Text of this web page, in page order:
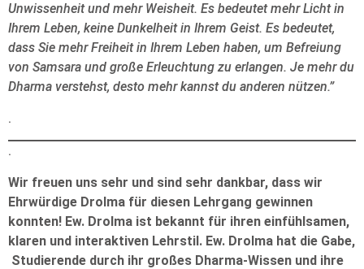
Unwissenheit und mehr Weisheit. Es bedeutet mehr Licht in
Ihrem Leben, keine Dunkelheit in Ihrem Geist. Es bedeutet,
dass Sie mehr Freiheit in Ihrem Leben haben, um Befreiung
von Samsara und große Erleuchtung zu erlangen. Je mehr du
Dharma verstehst, desto mehr kannst du anderen nützen.”
.
.
Wir freuen uns sehr und sind sehr dankbar, dass wir
Ehrwürdige Drolma für diesen Lehrgang gewinnen
konnten! Ew. Drolma ist bekannt für ihren einfühlsamen,
klaren und interaktiven Lehrstil. Ew. Drolma hat die Gabe,
Studierende durch ihr großes Dharma-Wissen und ihre